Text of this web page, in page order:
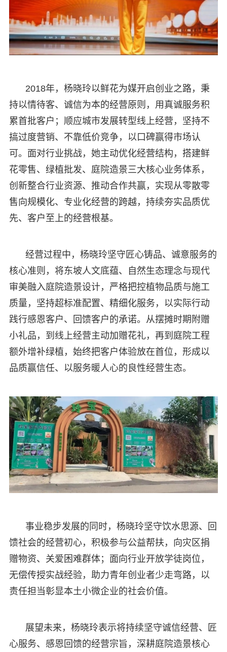
2018年，杨晓玲以鲜花为媒开启创业之路，秉
持以情待客、诚信为本的经营原则，用真诚服务积
累首批客户；顺应城市发展转型线上经营，坚持不
搞过度营销、不靠低价竞争，以口碑赢得市场认
可。面对行业挑战，她主动优化经营结构，搭建鲜
花零售、绿植批发、庭院造景三大核心业务体系，
创新整合行业资源、推动合作共赢，实现从零散零
售向规模化、专业化经营的跨越，持续夯实品质优
先、客户至上的经营根基。
经营过程中，杨晓玲坚守匠心铸品、诚意服务的
核心准则，将东坡人文底蕴、自然生态理念与现代
审美融入庭院造景设计，严格把控植物品质与施工
质量，坚持超标准配置、精细化服务，以实际行动
践行感恩客户、回馈客户的承诺。从摆摊时期附赠
小礼品，到线上经营主动加赠花礼，再到庭院工程
额外增补绿植，始终把客户体验放在首位，形成以
品质赢信任、以服务暖人心的良性经营生态。
事业稳步发展的同时，杨晓玲坚守饮水思源、回
馈社会的经营初心，积极参与公益帮扶，向灾区捐
赠物资、关爱困难群体；面向行业开放学徒岗位，
无偿传授实战经验，助力青年创业者少走弯路，以
责任担当彰显本土小微企业的社会价值。
展望未来，杨晓玲表示将持续坚守诚信经营、匠
心服务、感恩回馈的经营宗旨，深耕庭院造景核心